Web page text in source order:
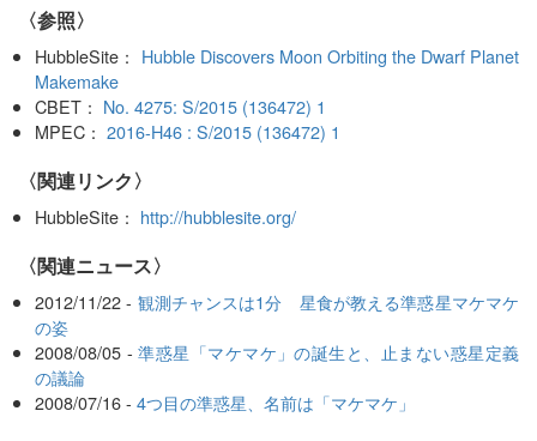
〈参照〉
HubbleSite： Hubble Discovers Moon Orbiting the Dwarf Planet
Makemake
CBET： No. 4275: S/2015 (136472) 1
MPEC：2016-H46 : S/2015 (136472) 1
〈関連リンク〉
HubbleSite： http://hubblesite.org/
〈関連ニュース〉
2012/11/22 - 観測チャンスは1分 星食が教える準惑星マケマケ
の姿
2008/08/05 -準惑星「マケマケ」の誕生と、止まない惑星定義
の議論
2008/07/16 -4つ目の準惑星、名前は「マケマケ」